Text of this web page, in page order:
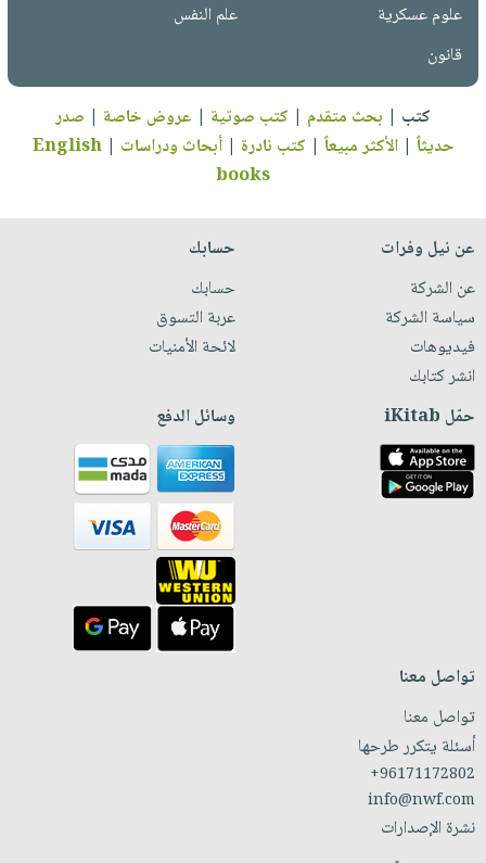
علوم عسكرية
علم النفس
قانون
كتب | بحث متقدم | كتب صوتية | عروض خاصة | صدر
حديثاً |الأكثر مبيعاً | كتب نادرة |أبحاث ودراسات |
English
books
عن نيل وفرات
عن الشركة
سياسة الشركة
فيديوهات
انشر كتابك
حسابك
حسابك
عربة التسوق
لائحة الأمنيات
حمّل iKitab وسائل الدفع
تواصل معنا
تواصل معنا
أسئلة يتكرر طرحها
+96171172802
info@nwf.com
نشرة الإصدارات